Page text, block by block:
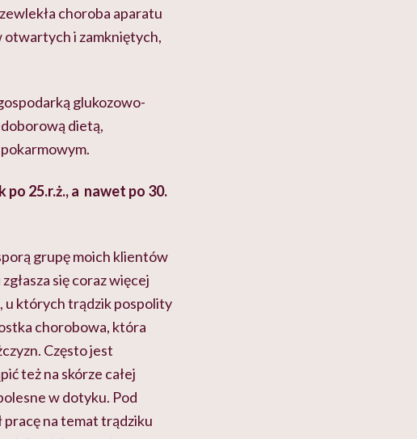
choroba aparatu
otwartych i zamkniętych,
glukozowo-
dietą,
25.r.ż., a nawet po 30.
grupę moich klientów
się coraz więcej
u których trądzik pospolity
chorobowa, która
Często jest
też na skórze całej
w dotyku. Pod
pracę na temat trądziku